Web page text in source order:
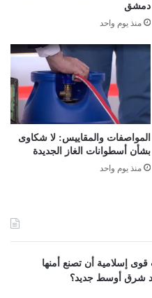
دمشق
منذ يوم واحد
المواصفات والمقاييس: لا شكاوى
بشأن أسطوانات الغاز الجديدة
منذ يوم واحد
إسلامية أن تصنع أمنها
شرق أوسط جديد؟